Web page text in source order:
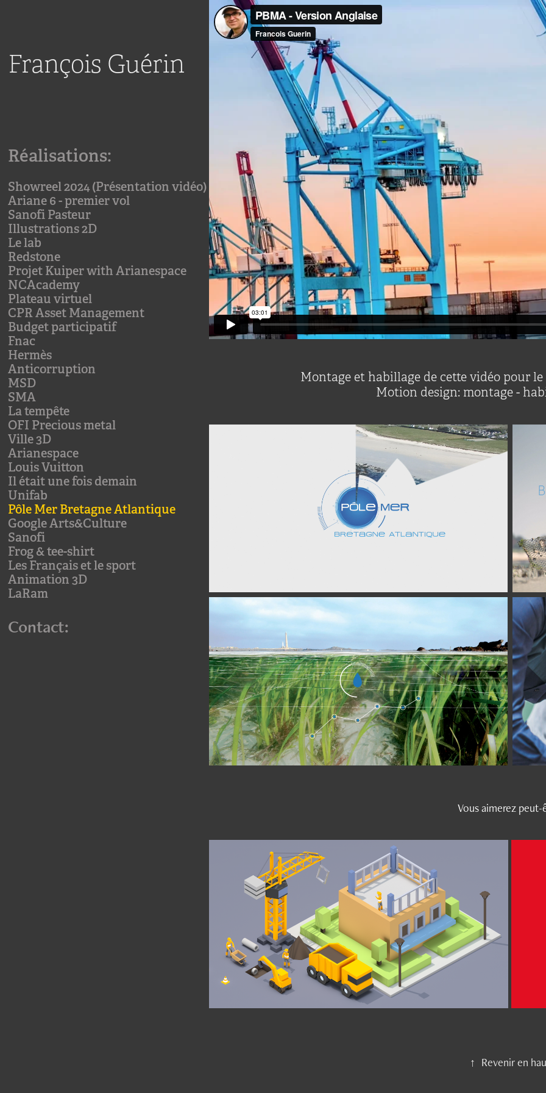
François Guérin
Réalisations:
Showreel 2024 (Présentation vidéo)
Ariane 6 - premier vol
Sanofi Pasteur
Illustrations 2D
Le lab
Redstone
Projet Kuiper with Arianespace
NCAcademy
Plateau virtuel
CPR Asset Management
Budget participatif
Fnac
Hermès
Anticorruption
MSD
SMA
La tempête
OFI Precious metal
Ville 3D
Arianespace
Louis Vuitton
Il était une fois demain
Unifab
Pôle Mer Bretagne Atlantique
Google Arts&Culture
Sanofi
Frog & tee-shirt
Les Français et le sport
Animation 3D
LaRam
Contact:
Montage et habillage de cette vidéo pour
Motion design: montage -
Vous aimerez peut-
2019
Ville 3D
↑ Revenir en